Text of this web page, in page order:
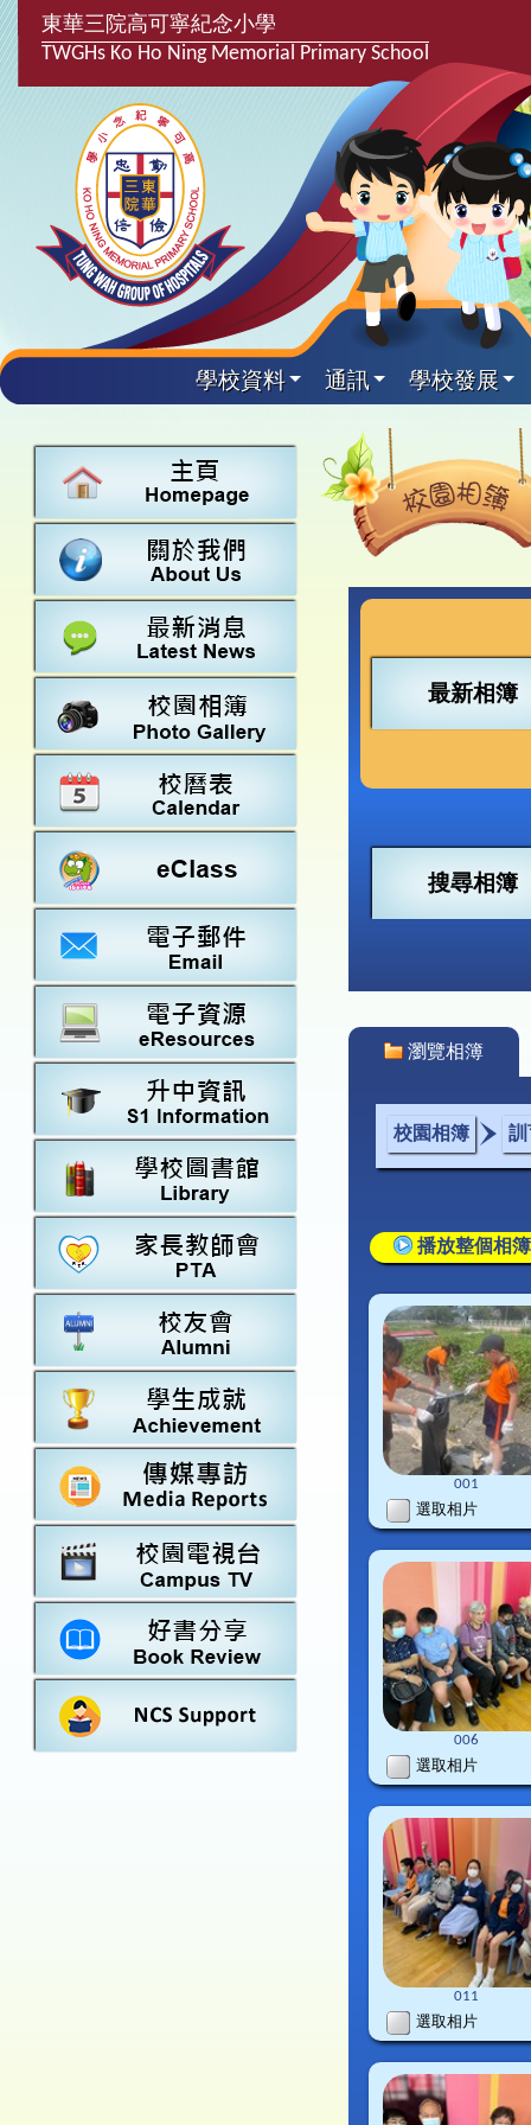
東華三院高可寧紀念小學
TWGHs Ko Ho Ning Memorial Primary School
學校資料 通訊 學校發展
關於
學校資料
校長的話
行政架構
學校設施
學校
最新消息
學校發
計劃,報告及
主要
中文
英文
常識
學生
學生支援組
言語能力提
興趣及
課後興趣班
校隊活動
學生得
25-26得獎
24-25得獎
22-23得獎
20-21得獎
校園
校園相簿
校園電台
學校附
家長教師會
校友會